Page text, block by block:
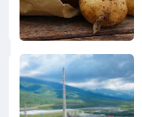
Снимка:
Пиксабей